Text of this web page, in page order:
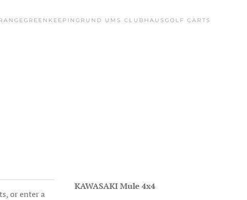
GREENKEEPING RUND UMS CLUBHAUS GOLF CARTS
or enter a
KAWASAKI Mule 4x4